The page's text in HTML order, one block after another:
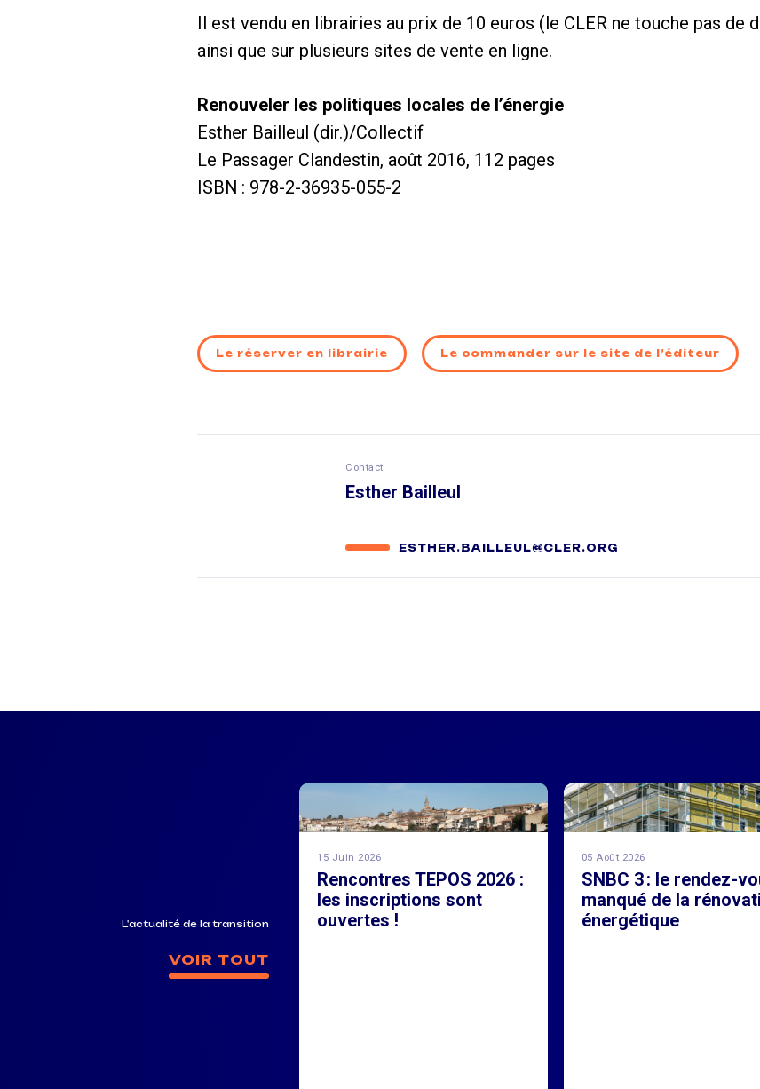
Il est vendu en librairies au prix de 10 euros (le CLER ne touche pas de
ainsi que sur plusieurs sites de vente en ligne.
Renouveler les politiques locales de l’énergie
Esther Bailleul (dir.)/Collectif
Le Passager Clandestin, août 2016, 112 pages
ISBN : 978-2-36935-055-2
Le réserver en librairie Le commander sur le site de l’éditeur
Contact
Esther Bailleul
ESTHER.BAILLEUL@CLER.ORG
L'actualité de la transition
VOIR TOUT
15 Juin 2026
Rencontres TEPOS 2026 :
les inscriptions sont
ouvertes !
05 Août 2026
SNBC 3 : le rendez-
manqué de la
énergétique